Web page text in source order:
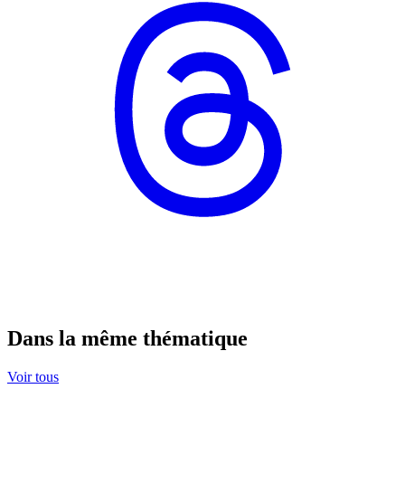
Dans la même thématique
Voir tous